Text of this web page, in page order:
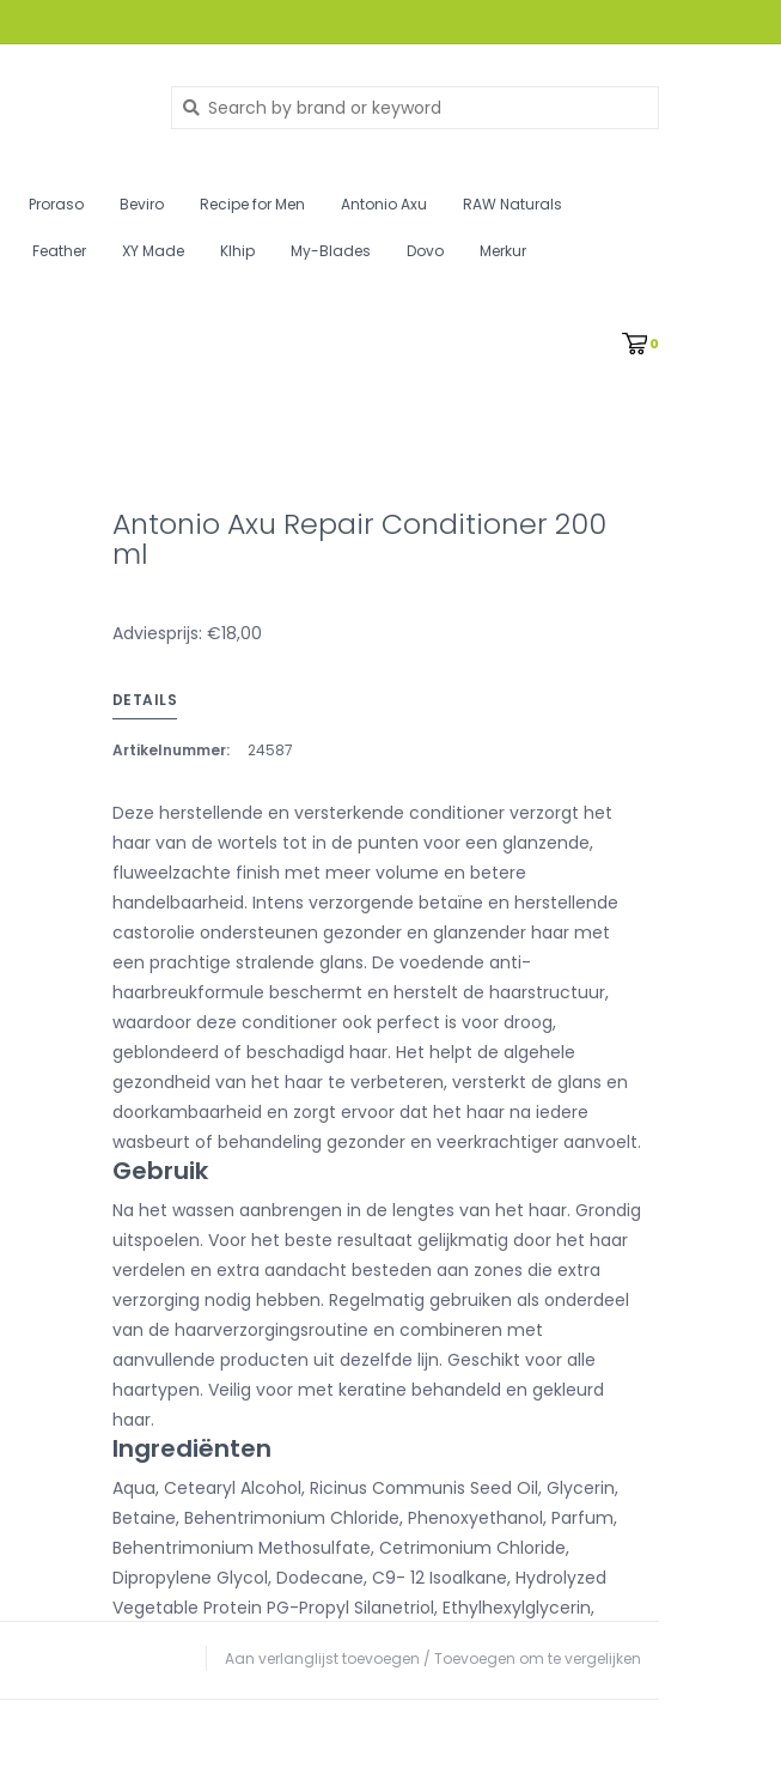
Proraso Beviro Recipe for Men Antonio Axu RAW Naturals
Feather XY Made Klhip My-Blades Dovo Merkur
0
Antonio Axu Repair Conditioner 200
ml
Adviesprijs: €18,00
DETAILS
Artikelnummer: 24587
Deze herstellende en versterkende conditioner verzorgt het
haar van de wortels tot in de punten voor een glanzende,
fluweelzachte finish met meer volume en betere
handelbaarheid. Intens verzorgende betaïne en herstellende
castorolie ondersteunen gezonder en glanzender haar met
een prachtige stralende glans. De voedende anti-
haarbreukformule beschermt en herstelt de haarstructuur,
waardoor deze conditioner ook perfect is voor droog,
geblondeerd of beschadigd haar. Het helpt de algehele
gezondheid van het haar te verbeteren, versterkt de glans en
doorkambaarheid en zorgt ervoor dat het haar na iedere
wasbeurt of behandeling gezonder en veerkrachtiger aanvoelt.
Gebruik
Na het wassen aanbrengen in de lengtes van het haar. Grondig
uitspoelen. Voor het beste resultaat gelijkmatig door het haar
verdelen en extra aandacht besteden aan zones die extra
verzorging nodig hebben. Regelmatig gebruiken als onderdeel
van de haarverzorgingsroutine en combineren met
aanvullende producten uit dezelfde lijn. Geschikt voor alle
haartypen. Veilig voor met keratine behandeld en gekleurd
haar.
Ingrediënten
Aqua, Cetearyl Alcohol, Ricinus Communis Seed Oil, Glycerin,
Betaine, Behentrimonium Chloride, Phenoxyethanol, Parfum,
Behentrimonium Methosulfate, Cetrimonium Chloride,
Dipropylene Glycol, Dodecane, C9- 12 Isoalkane, Hydrolyzed
Vegetable Protein PG-Propyl Silanetriol, Ethylhexylglycerin,
Citric Acid, Limonene, Disodium EDTA, Potassium Sorbate,
Aan verlanglijst toevoegen / Toevoegen om te vergelijken